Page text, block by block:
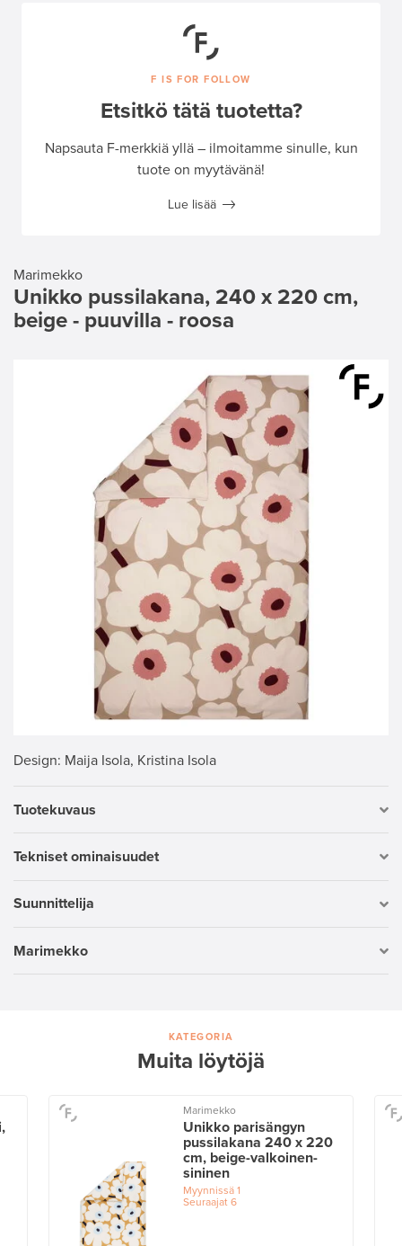
Marimekko
Unikko pussilakana, 240 x 220 cm,
beige - puuvilla - roosa
Design: Maija Isola, Kristina Isola
Tuotekuvaus
Tekniset ominaisuudet
Suunnittelija
Marimekko
F IS FOR FOLLOW
Etsitkö tätä tuotetta?
Napsauta F-merkkiä yllä – ilmoitamme sinulle, kun
tuote on myytävänä!
Lue lisää
KATEGORIA
Muita löytöjä
Marimekko
Unikko parisängyn
pussilakana 240 x 220
cm, beige-valkoinen-
sininen
Myynnissä1
Seuraajat6